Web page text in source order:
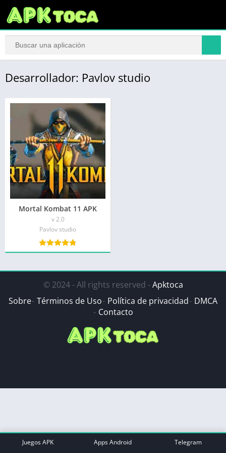
Desarrollador: Pavlov studio
Mortal Kombat 11 APK
v 2.0
Pavlov studio
© 2024 - All rights reserved -Apktoca
Sobre Términos de Uso Política de privacidad DMCA
Contacto
Juegos APK Apps Android Telegram